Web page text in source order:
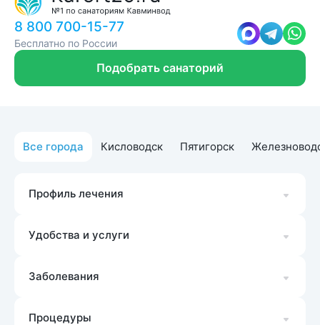
8 800 700-15-77
Бесплатно по России
Подобрать санаторий
Все города Кисловодск Пятигорск
Профиль лечения
Удобства и услуги
Заболевания
Процедуры